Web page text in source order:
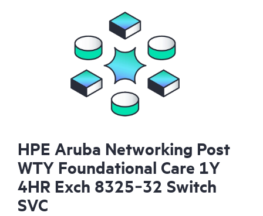
HPE Aruba Networking Post
WTY Foundational Care 1Y
4HR Exch 8325‑32 Switch
SVC